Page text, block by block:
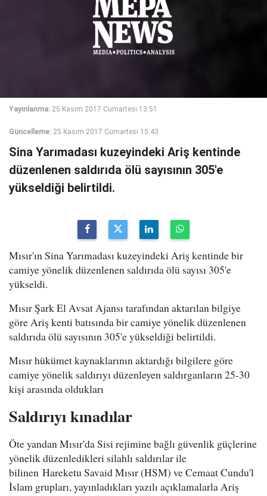
Yayınlanma: 25 Kasım 2017 Cumartesi 13:51
Güncelleme: 25 Kasım 2017 Cumartesi 15:43
Sina Yarımadası kuzeyindeki Ariş kentinde
düzenlenen saldırıda ölü sayısının 305'e
yükseldiği belirtildi.
Mısır'ın Sina Yarımadası kuzeyindeki Ariş kentinde bir
camiye yönelik düzenlenen saldırıda ölü sayısı 305'e
yükseldi.
Mısır Şark El Avsat Ajansı tarafından aktarılan bilgiye
göre Ariş kenti batısında bir camiye yönelik düzenlenen
saldırıda ölü sayısının 305'e yükseldiği belirtildi.
Mısır hükümet kaynaklarının aktardığı bilgilere göre
camiye yönelik saldırıyı düzenleyen saldırganların 25-30
kişi arasında oldukları
Saldırıyı kınadılar
Öte yandan Mısır'da Sisi rejimine bağlı güvenlik güçlerine
yönelik düzenledikleri silahlı saldırılar ile
bilinen Hareketu Savaid Mısır (HSM) ve Cemaat Cundu'l
İslam grupları, yayınladıkları yazılı açıklamalarla Ariş